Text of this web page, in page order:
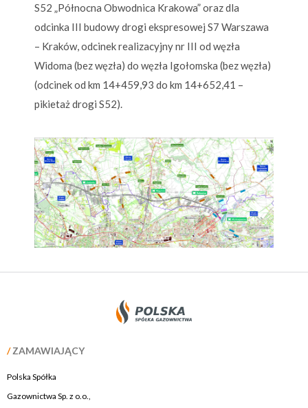
S52 „Północna Obwodnica Krakowa” oraz dla
odcinka III budowy drogi ekspresowej S7 Warszawa
– Kraków, odcinek realizacyjny nr III od węzła
Widoma (bez węzła) do węzła Igołomska (bez węzła)
(odcinek od km 14+459,93 do km 14+652,41 –
pikietaż drogi S52).
/ZAMAWIAJĄCY
Polska Spółka
Gazownictwa Sp. z o.o.,